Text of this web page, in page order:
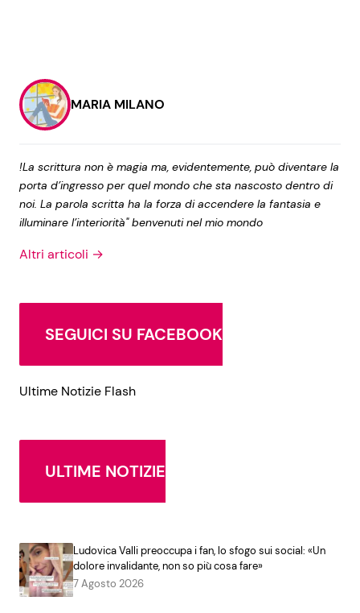
MARIA MILANO
!La scrittura non è magia ma, evidentemente, può diventare la
porta d’ingresso per quel mondo che sta nascosto dentro di
noi. La parola scritta ha la forza di accendere la fantasia e
illuminare l’interiorità" benvenuti nel mio mondo
Altri articoli →
SEGUICI SU FACEBOOK
Ultime Notizie Flash
ULTIME NOTIZIE
Ludovica Valli preoccupa i fan, lo sfogo sui social: «Un
dolore invalidante, non so più cosa fare»
7 Agosto 2026